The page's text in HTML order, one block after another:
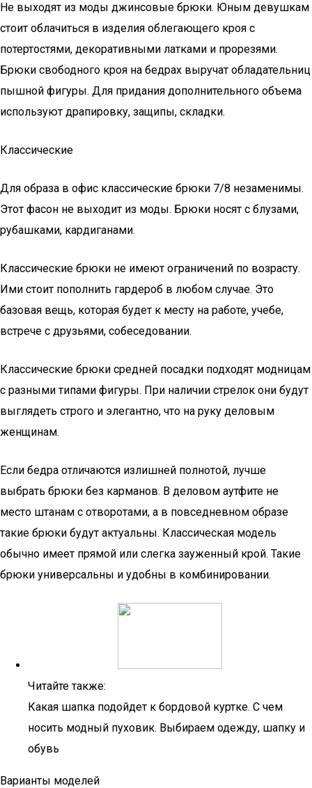
Не выходят из моды джинсовые брюки. Юным девушкам
стоит облачиться в изделия облегающего кроя с
потертостями, декоративными латками и прорезями.
Брюки свободного кроя на бедрах выручат обладательниц
пышной фигуры. Для придания дополнительного объема
используют драпировку, защипы, складки.
Классические
Для образа в офис классические брюки 7/8 незаменимы.
Этот фасон не выходит из моды. Брюки носят с блузами,
рубашками, кардиганами.
Классические брюки не имеют ограничений по возрасту.
Ими стоит пополнить гардероб в любом случае. Это
базовая вещь, которая будет к месту на работе, учебе,
встрече с друзьями, собеседовании.
Классические брюки средней посадки подходят модницам
с разными типами фигуры. При наличии стрелок они будут
выглядеть строго и элегантно, что на руку деловым
женщинам.
Если бедра отличаются излишней полнотой, лучше
выбрать брюки без карманов. В деловом аутфите не
место штанам с отворотами, а в повседневном образе
такие брюки будут актуальны. Классическая модель
обычно имеет прямой или слегка зауженный крой. Такие
брюки универсальны и удобны в комбинировании.
Читайте также:
Какая шапка подойдет к бордовой куртке. С чем
носить модный пуховик. Выбираем одежду, шапку и
обувь
Варианты моделей